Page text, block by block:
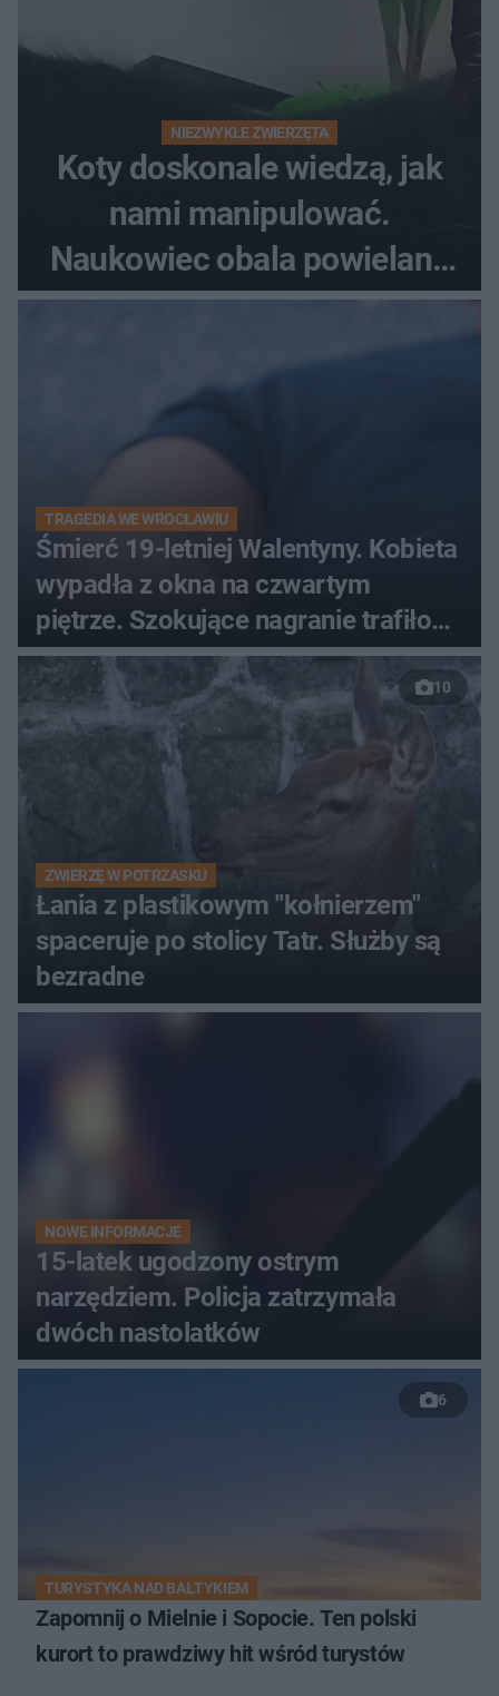
NIEZWYKŁE ZWIERZĘTA
Koty doskonale wiedzą, jak
nami manipulować.
Naukowiec obala powielane
od lat mity na ich temat
TRAGEDIA WE WROCŁAWIU
Śmierć 19-letniej Walentyny. Kobieta
wypadła z okna na czwartym
piętrze. Szokujące nagranie trafiło
do sieci
10
ZWIERZĘ W POTRZASKU
Łania z plastikowym "kołnierzem"
spaceruje po stolicy Tatr. Służby są
bezradne
NOWE INFORMACJE
15-latek ugodzony ostrym
narzędziem. Policja zatrzymała
dwóch nastolatków
6
TURYSTYKA NAD BAŁTYKIEM
Zapomnij o Mielnie i Sopocie. Ten polski
kurort to prawdziwy hit wśród turystów